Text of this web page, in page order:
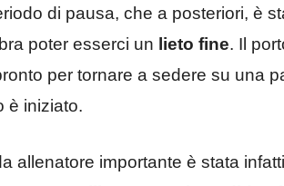
di pausa, che a posteriori, è
poter esserci un lieto fine. Il
per tornare a sedere su una
è iniziato.
allenatore importante è stata